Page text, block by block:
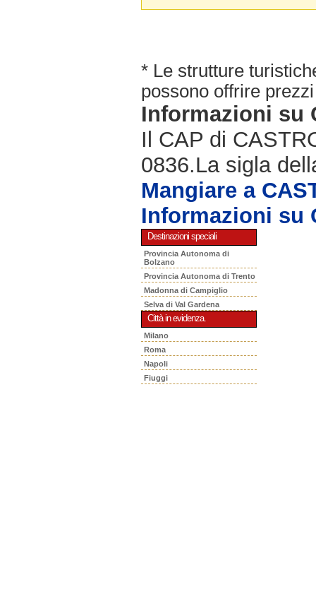
* Le strutture
possono offrire
Informazioni su
Il CAP di
0836.La sigla
Mangiare a
Informazioni su
Destinazioni speciali
Provincia Autonoma di
Bolzano
Provincia Autonoma di Trento
Madonna di Campiglio
Selva di Val Gardena
Città in evidenza.
Milano
Roma
Napoli
Fiuggi